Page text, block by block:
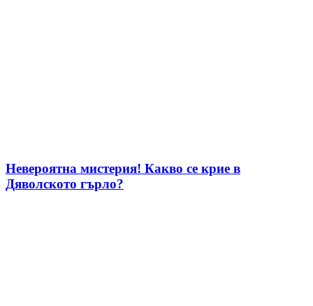
Невероятна мистерия! Какво се крие в
Дяволското гърло?